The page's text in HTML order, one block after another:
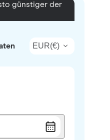
günstiger der
EUR(€)